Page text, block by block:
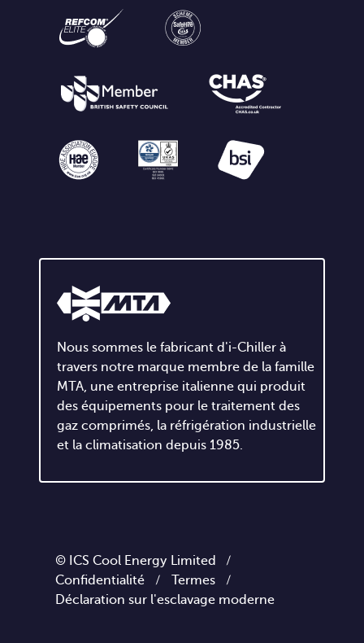
Nous sommes le fabricant d'i-Chiller à
travers notre marque membre de la famille
MTA, une entreprise italienne qui produit
des équipements pour le traitement des
gaz comprimés, la réfrigération industrielle
et la climatisation depuis 1985.
© ICS Cool Energy Limited /
Confidentialité
/ Termes
/
Déclaration sur l'esclavage moderne